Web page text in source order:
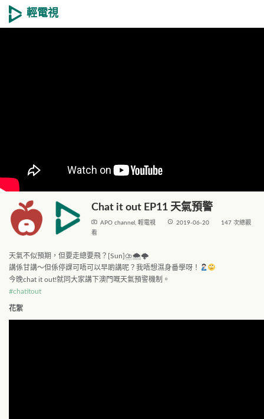
輕電視
Chat it out EP11 天氣預警
live_tv APO channel , 輕電視 access_time 2019-06-20
147 次總觀
看
天氣不似預期，但要走總要飛？[Sun]⛈🌨🌩
講係甘講～但係停課可唔可以早啲講呢？我唔想濕身番學呀！
今晚chat it out!就同大家講下澳門嘅天氣預警機制。
#chatitout
花絮